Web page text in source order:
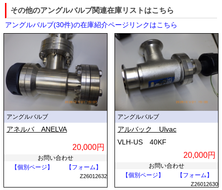
その他のアングルバルブ関連在庫リストはこちら
アングルバルブ(30件)の在庫紹介ページリンクはこちら
アングルバルブ
アネルバ ANELVA
20,000円
お問い合わせ
【個別ページ】
【フォーム】
Z26012632
アングルバルブ
アルバック Ulvac
VLH-US 40KF
20,000円
お問い合わせ
【個別ページ】
【フォーム】
Z26012630